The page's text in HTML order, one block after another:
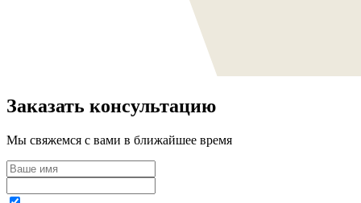
Заказать консультацию
Мы свяжемся с вами в ближайшее время